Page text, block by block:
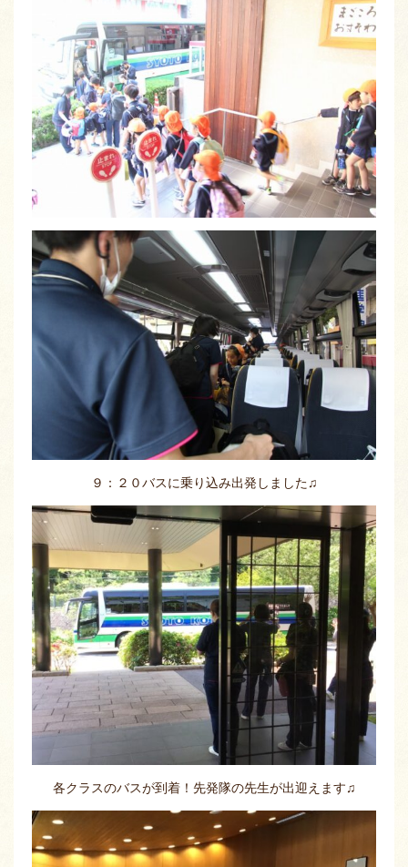
９：２０バスに乗り込み出発しました♫
各クラスのバスが到着！先発隊の先生が出迎えます♫